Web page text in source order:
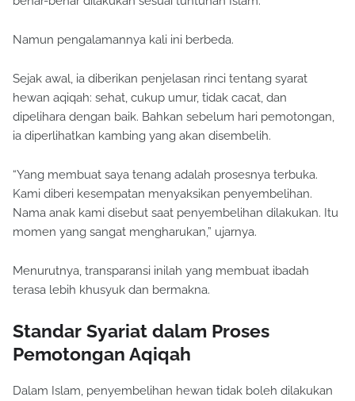
Namun pengalamannya kali ini berbeda.
Sejak awal, ia diberikan penjelasan rinci tentang syarat
hewan aqiqah: sehat, cukup umur, tidak cacat, dan
dipelihara dengan baik. Bahkan sebelum hari pemotongan,
ia diperlihatkan kambing yang akan disembelih.
“Yang membuat saya tenang adalah prosesnya terbuka.
Kami diberi kesempatan menyaksikan penyembelihan.
Nama anak kami disebut saat penyembelihan dilakukan. Itu
momen yang sangat mengharukan,” ujarnya.
Menurutnya, transparansi inilah yang membuat ibadah
terasa lebih khusyuk dan bermakna.
Standar Syariat dalam Proses
Pemotongan Aqiqah
Dalam Islam, penyembelihan hewan tidak boleh dilakukan